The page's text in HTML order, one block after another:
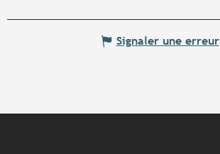
Signaler une erreur